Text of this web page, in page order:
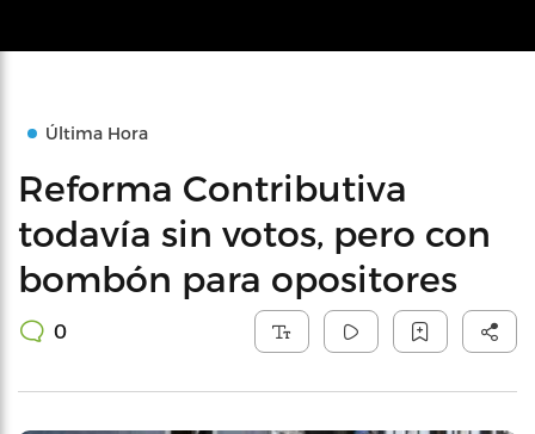
Última Hora
Reforma Contributiva
todavía sin votos, pero con
bombón para opositores
0